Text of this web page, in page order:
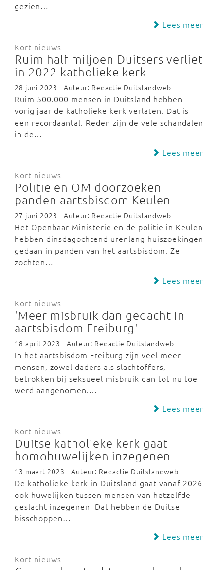
gezien…
Lees meer
Kort nieuws
Ruim half miljoen Duitsers verliet
in 2022 katholieke kerk
28 juni 2023 - Auteur: Redactie Duitslandweb
Ruim 500.000 mensen in Duitsland hebben
vorig jaar de katholieke kerk verlaten. Dat is
een recordaantal. Reden zijn de vele schandalen
in de…
Lees meer
Kort nieuws
Politie en OM doorzoeken
panden aartsbisdom Keulen
27 juni 2023 - Auteur: Redactie Duitslandweb
Het Openbaar Ministerie en de politie in Keulen
hebben dinsdagochtend urenlang huiszoekingen
gedaan in panden van het aartsbisdom. Ze
zochten…
Lees meer
Kort nieuws
'Meer misbruik dan gedacht in
aartsbisdom Freiburg'
18 april 2023 - Auteur: Redactie Duitslandweb
In het aartsbisdom Freiburg zijn veel meer
mensen, zowel daders als slachtoffers,
betrokken bij seksueel misbruik dan tot nu toe
werd aangenomen.…
Lees meer
Kort nieuws
Duitse katholieke kerk gaat
homohuwelijken inzegenen
13 maart 2023 - Auteur: Redactie Duitslandweb
De katholieke kerk in Duitsland gaat vanaf 2026
ook huwelijken tussen mensen van hetzelfde
geslacht inzegenen. Dat hebben de Duitse
bisschoppen…
Lees meer
Kort nieuws